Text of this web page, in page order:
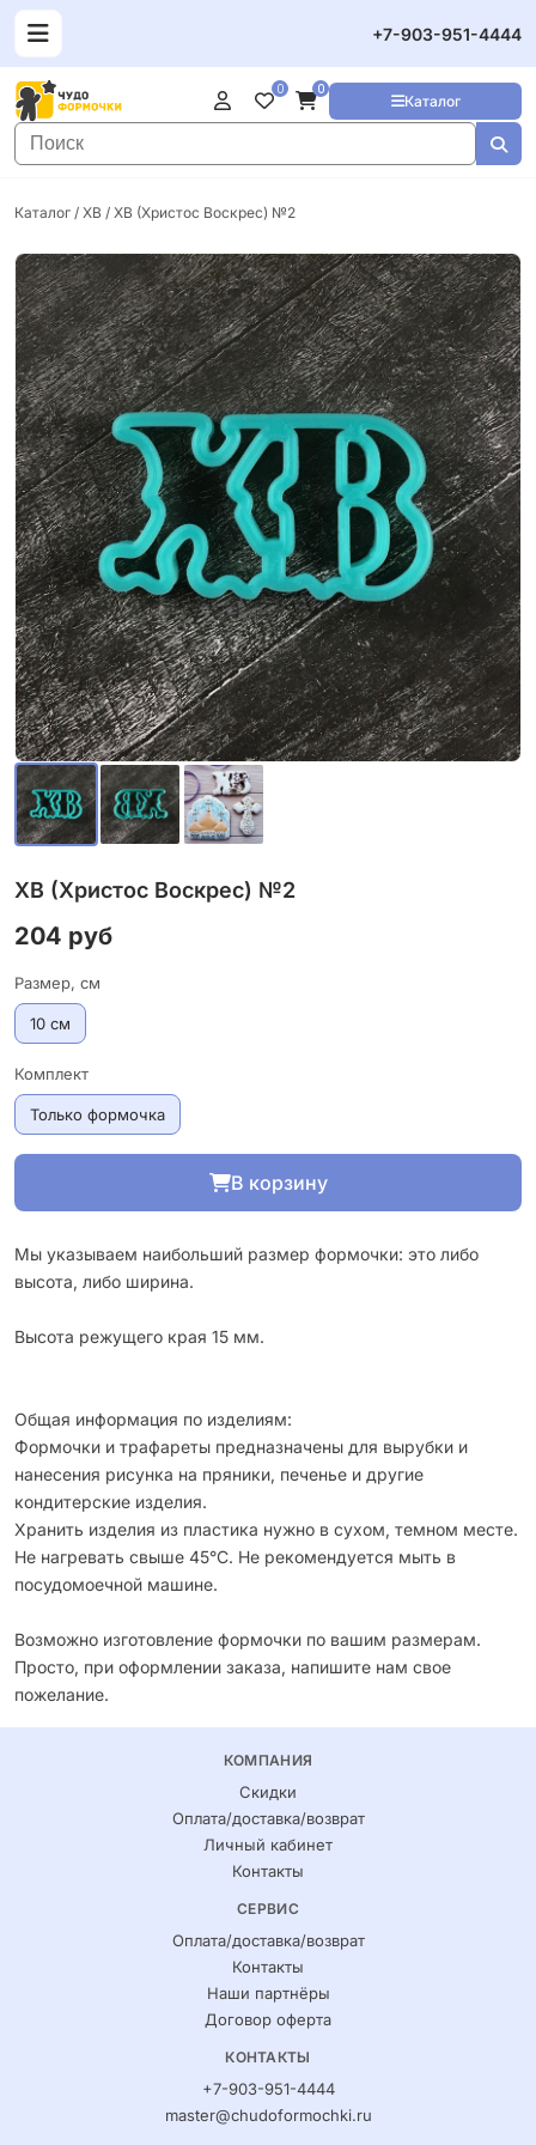
+7-903-951-4444
Каталог
0 0
Каталог / ХВ / ХВ (Христос Воскрес) №2
ХВ (Христос Воскрес) №2
204 руб
Размер, см
10 см
Комплект
Только формочка
В корзину
Мы указываем наибольший размер формочки: это либо
высота, либо ширина.
Высота режущего края 15 мм.
Общая информация по изделиям:
Формочки и трафареты предназначены для вырубки и
нанесения рисунка на пряники, печенье и другие
кондитерские изделия.
Хранить изделия из пластика нужно в сухом, темном месте.
Не нагревать свыше 45°С. Не рекомендуется мыть в
посудомоечной машине.
Возможно изготовление формочки по вашим размерам.
Просто, при оформлении заказа, напишите нам свое
пожелание.
КОМПАНИЯ
Скидки
Оплата/доставка/возврат
Личный кабинет
Контакты
СЕРВИС
Оплата/доставка/возврат
Контакты
Наши партнёры
Договор оферта
КОНТАКТЫ
+7-903-951-4444
master@chudoformochki.ru